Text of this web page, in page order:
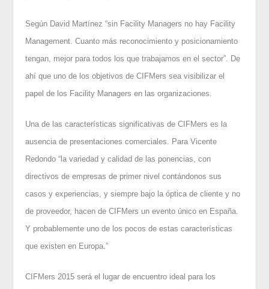
Según David Martínez “sin Facility Managers no hay Facility
Management. Cuanto más reconocimiento y posicionamiento
tengan, mejor para todos los que trabajamos en el sector”. De
ahí que uno de los objetivos de CIFMers sea visibilizar el
papel de los Facility Managers en las organizaciones.
Una de las características significativas de CIFMers es la
ausencia de presentaciones comerciales. Para Vicente
Redondo “la variedad y calidad de las ponencias, con
directivos de empresas de primer nivel contándonos sus
casos y experiencias, y siempre bajo la óptica de cliente y no
de proveedor, hacen de CIFMers un evento único en España.
Y probablemente uno de los pocos de estas características
que existen en Europa.”
CIFMers 2015 será el lugar de encuentro ideal para los